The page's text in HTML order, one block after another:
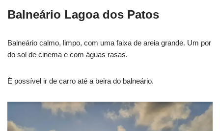
Balneário Lagoa dos Patos
Balneário calmo, limpo, com uma faixa de areia grande. Um por
do sol de cinema e com águas rasas.
É possível ir de carro até a beira do balneário.